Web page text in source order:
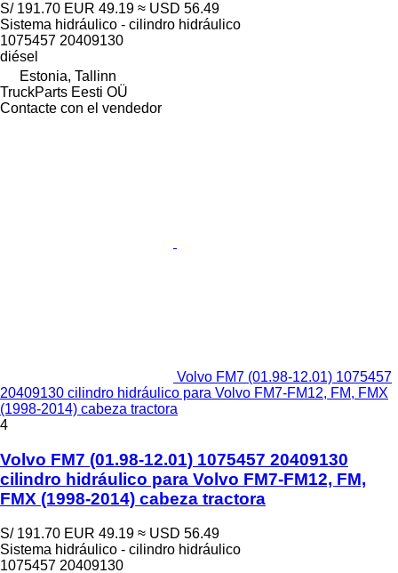
S/ 191.70 EUR 49.19 ≈ USD 56.49
Sistema hidráulico - cilindro hidráulico
1075457 20409130
diésel
Estonia, Tallinn
TruckParts Eesti OÜ
Contacte con el vendedor
Volvo FM7 (01.98-12.01) 1075457
20409130 cilindro hidráulico para Volvo FM7-FM12, FM, FMX
(1998-2014) cabeza tractora
4
Volvo FM7 (01.98-12.01) 1075457 20409130
cilindro hidráulico para Volvo FM7-FM12, FM,
FMX (1998-2014) cabeza tractora
S/ 191.70 EUR 49.19 ≈ USD 56.49
Sistema hidráulico - cilindro hidráulico
1075457 20409130